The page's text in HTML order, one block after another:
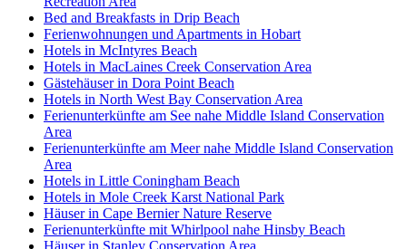
Bed and Breakfasts in Drip Beach
Ferienwohnungen und Apartments in Hobart
Hotels in McIntyres Beach
Hotels in MacLaines Creek Conservation Area
Gästehäuser in Dora Point Beach
Hotels in North West Bay Conservation Area
Ferienunterkünfte am See nahe Middle Island Conservation
Area
Ferienunterkünfte am Meer nahe Middle Island Conservation
Area
Hotels in Little Coningham Beach
Hotels in Mole Creek Karst National Park
Häuser in Cape Bernier Nature Reserve
Ferienunterkünfte mit Whirlpool nahe Hinsby Beach
Häuser in Stanley Conservation Area